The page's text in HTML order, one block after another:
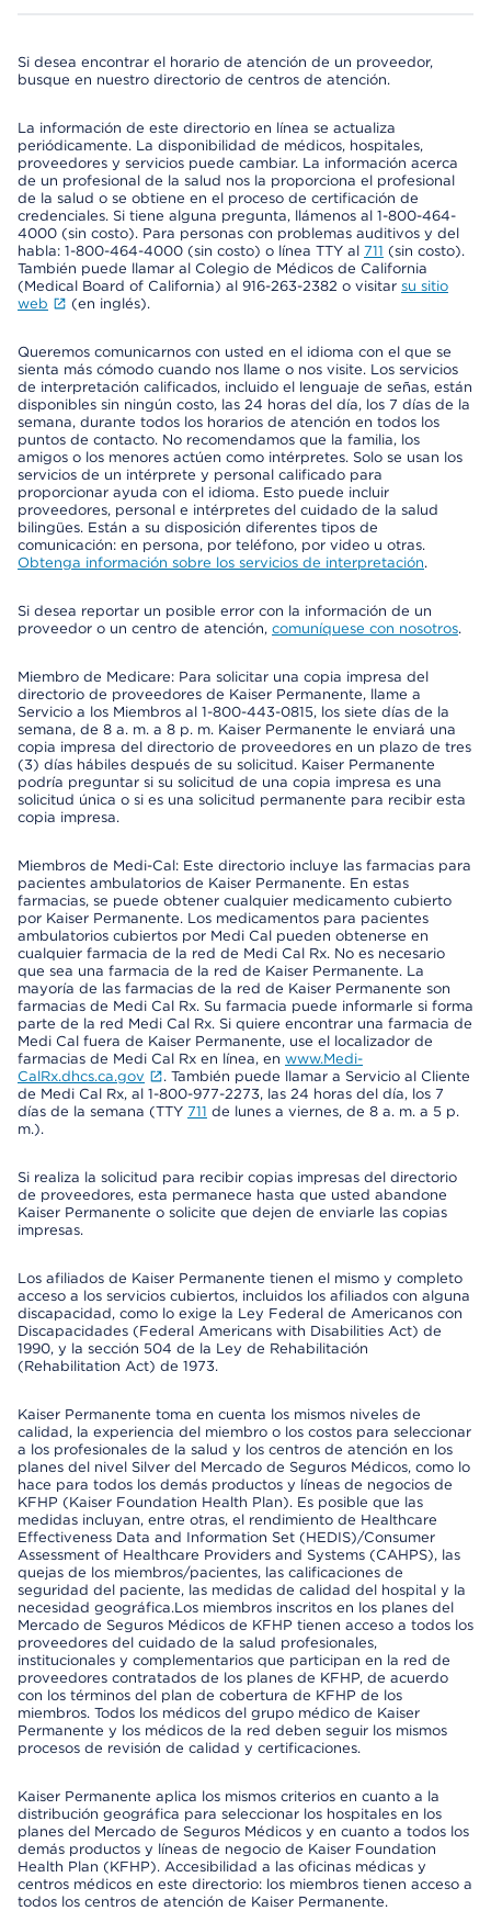
Si desea encontrar el horario de atención de un proveedor,
busque en nuestro directorio de centros de atención.
La información de este directorio en línea se actualiza
periódicamente. La disponibilidad de médicos, hospitales,
proveedores y servicios puede cambiar. La información acerca
de un profesional de la salud nos la proporciona el profesional
de la salud o se obtiene en el proceso de certificación de
credenciales. Si tiene alguna pregunta, llámenos al 1-800-464-
4000 (sin costo). Para personas con problemas auditivos y del
habla: 1-800-464-4000 (sin costo) o línea TTY al 711 (sin costo).
También puede llamar al Colegio de Médicos de California
(Medical Board of California) al 916-263-2382 o visitar su sitio
web
(en inglés).
Queremos comunicarnos con usted en el idioma con el que se
sienta más cómodo cuando nos llame o nos visite. Los servicios
de interpretación calificados, incluido el lenguaje de señas, están
disponibles sin ningún costo, las 24 horas del día, los 7 días de la
semana, durante todos los horarios de atención en todos los
puntos de contacto. No recomendamos que la familia, los
amigos o los menores actúen como intérpretes. Solo se usan los
servicios de un intérprete y personal calificado para
proporcionar ayuda con el idioma. Esto puede incluir
proveedores, personal e intérpretes del cuidado de la salud
bilingües. Están a su disposición diferentes tipos de
comunicación: en persona, por teléfono, por video u otras.
Obtenga información sobre los servicios de interpretación.
Si desea reportar un posible error con la información de un
proveedor o un centro de atención, comuníquese con nosotros.
Miembro de Medicare: Para solicitar una copia impresa del
directorio de proveedores de Kaiser Permanente, llame a
Servicio a los Miembros al 1-800-443-0815, los siete días de la
semana, de 8 a. m. a 8 p. m. Kaiser Permanente le enviará una
copia impresa del directorio de proveedores en un plazo de tres
(3) días hábiles después de su solicitud. Kaiser Permanente
podría preguntar si su solicitud de una copia impresa es una
solicitud única o si es una solicitud permanente para recibir esta
copia impresa.
Miembros de Medi-Cal: Este directorio incluye las farmacias para
pacientes ambulatorios de Kaiser Permanente. En estas
farmacias, se puede obtener cualquier medicamento cubierto
por Kaiser Permanente. Los medicamentos para pacientes
ambulatorios cubiertos por Medi Cal pueden obtenerse en
cualquier farmacia de la red de Medi Cal Rx. No es necesario
que sea una farmacia de la red de Kaiser Permanente. La
mayoría de las farmacias de la red de Kaiser Permanente son
farmacias de Medi Cal Rx. Su farmacia puede informarle si forma
parte de la red Medi Cal Rx. Si quiere encontrar una farmacia de
Medi Cal fuera de Kaiser Permanente, use el localizador de
farmacias de Medi Cal Rx en línea, en www.Medi-
CalRx.dhcs.ca.gov
. También puede llamar a Servicio al Cliente
de Medi Cal Rx, al 1-800-977-2273, las 24 horas del día, los 7
días de la semana (TTY 711 de lunes a viernes, de 8 a. m. a 5 p.
m.).
Si realiza la solicitud para recibir copias impresas del directorio
de proveedores, esta permanece hasta que usted abandone
Kaiser Permanente o solicite que dejen de enviarle las copias
impresas.
Los afiliados de Kaiser Permanente tienen el mismo y completo
acceso a los servicios cubiertos, incluidos los afiliados con alguna
discapacidad, como lo exige la Ley Federal de Americanos con
Discapacidades (Federal Americans with Disabilities Act) de
1990, y la sección 504 de la Ley de Rehabilitación
(Rehabilitation Act) de 1973.
Kaiser Permanente toma en cuenta los mismos niveles de
calidad, la experiencia del miembro o los costos para seleccionar
a los profesionales de la salud y los centros de atención en los
planes del nivel Silver del Mercado de Seguros Médicos, como lo
hace para todos los demás productos y líneas de negocios de
KFHP (Kaiser Foundation Health Plan). Es posible que las
medidas incluyan, entre otras, el rendimiento de Healthcare
Effectiveness Data and Information Set (HEDIS)/Consumer
Assessment of Healthcare Providers and Systems (CAHPS), las
quejas de los miembros/pacientes, las calificaciones de
seguridad del paciente, las medidas de calidad del hospital y la
necesidad geográfica.Los miembros inscritos en los planes del
Mercado de Seguros Médicos de KFHP tienen acceso a todos los
proveedores del cuidado de la salud profesionales,
institucionales y complementarios que participan en la red de
proveedores contratados de los planes de KFHP, de acuerdo
con los términos del plan de cobertura de KFHP de los
miembros. Todos los médicos del grupo médico de Kaiser
Permanente y los médicos de la red deben seguir los mismos
procesos de revisión de calidad y certificaciones.
Kaiser Permanente aplica los mismos criterios en cuanto a la
distribución geográfica para seleccionar los hospitales en los
planes del Mercado de Seguros Médicos y en cuanto a todos los
demás productos y líneas de negocio de Kaiser Foundation
Health Plan (KFHP). Accesibilidad a las oficinas médicas y
centros médicos en este directorio: los miembros tienen acceso a
todos los centros de atención de Kaiser Permanente.